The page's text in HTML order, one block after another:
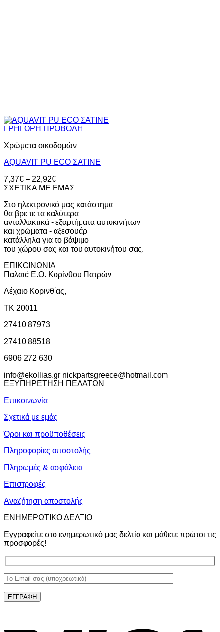
ΓΡΗΓΟΡΗ ΠΡΟΒΟΛΗ
Χρώματα οικοδομών
AQUAVIT PU ECO ΣΑΤΙΝΕ
7,37€ – 22,92€Price
range:
through
22,92€
ΣΧΕΤΙΚΑ ΜΕ ΕΜΑΣ
Στο ηλεκτρονικό μας κατάστημα
θα βρείτε τα καλύτερα
ανταλλακτικά - εξαρτήματα αυτοκινήτων
και χρώματα - αξεσουάρ
κατάλληλα για το βάψιμο
του χώρου σας και του αυτοκινήτου σας.
ΕΠΙΚΟΙΝΩΝΙΑ
Παλαιά Ε.Ο. Κορίνθου Πατρών
Λέχαιο Κορινθίας,
ΤΚ 20011
27410 87973
27410 88518
6906 272 630
info@ekollias.gr nickpartsgreece@hotmail.com
ΕΞΥΠΗΡΕΤΗΣΗ ΠΕΛΑΤΩΝ
Επικοινωνία
Σχετικά με εμάς
Όροι και προϋποθέσεις
Πληροφορίες αποστολής
Πληρωμές & ασφάλεια
Επιστροφές
Αναζήτηση αποστολής
ΕΝΗΜΕΡΩΤΙΚΟ ΔΕΛΤΙΟ
Εγγραφείτε στο ενημερωτικό μας δελτίο και μάθετε πρώτοι τις
προσφορές!